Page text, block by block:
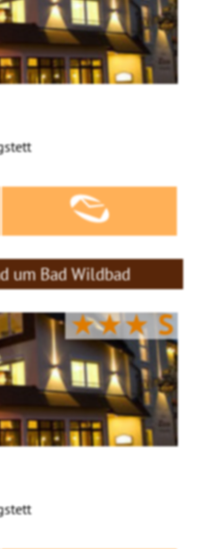
um Bad Wildbad
★★★S